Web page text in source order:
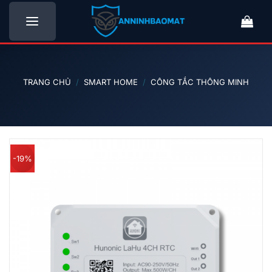
Bỏ
nội
TRANG CHỦ / SMART HOME / CÔNG TẮC THÔNG MINH
-19%